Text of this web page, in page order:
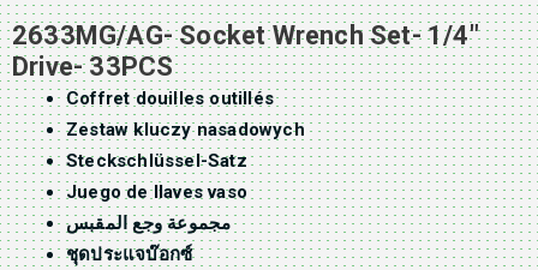
2633MG/AG- Socket Wrench Set- 1/4″
Drive- 33PCS
Coffret douilles outillés
Zestaw kluczy nasadowych
Steckschlüssel-Satz
Juego de llaves vaso
مجموعة وجع المقبس
ชุดประแจบ๊อกซ์